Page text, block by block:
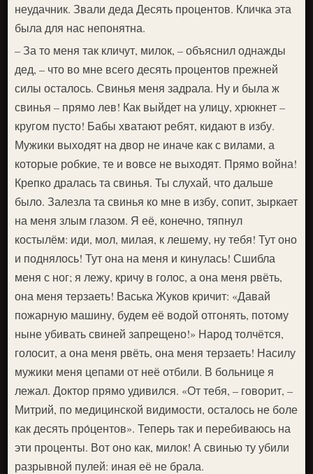
неудачник. Звали деда Десять процентов. Кличка эта
была для нас непонятна.
– За то меня так кличут, милок, – объяснил однажды
дед, – что во мне всего десять процентов прежней
силы осталось. Свинья меня задрала. Ну и была ж
свинья – прямо лев! Как выйдет на улицу, хрюкнет –
кругом пусто! Бабы хватают ребят, кидают в избу.
Мужики выходят на двор не иначе как с вилами, а
которые робкие, те и вовсе не выходят. Прямо война!
Крепко дралась та свинья. Ты слухай, что дальше
было. Залезла та свинья ко мне в избу, сопит, зыркает
на меня злым глазом. Я её, конечно, тяпнул
костылём: иди, мол, милая, к лешему, ну тебя! Тут оно
и поднялось! Тут она на меня и кинулась! Сшибла
меня с ног; я лежу, кричу в голос, а она меня рвёть,
она меня терзаеть! Васька Жуков кричит: «Давай
пожарную машину, будем её водой отгонять, потому
ныне убивать свиней запрещено!» Народ толчётся,
голосит, а она меня рвёть, она меня терзаеть! Насилу
мужики меня цепами от неё отбили. В больнице я
лежал. Доктор прямо удивился. «От тебя, – говорит, –
Митрий, по медицинской видимости, осталось не боле
как десять про́центов». Теперь так и перебиваюсь на
эти проценты. Вот оно как, милок! А свинью ту убили
разрывной пулей: иная её не брала.